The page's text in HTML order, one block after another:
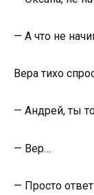
— А что не
Вера тихо
— Андрей, ты
— Вер…
— Просто